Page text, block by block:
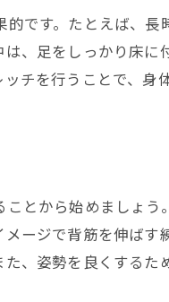
ーニング
けエクササイズ
のポイント
方法
です。たとえば、
、足をしっかり床
チを行うことで、身
とから始めましょ
ージで背筋を伸ば
、姿勢を良くする